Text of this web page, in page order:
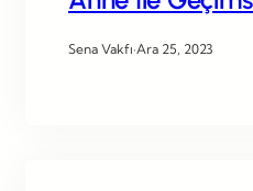
Sena Vakfı·Ara 25, 2023